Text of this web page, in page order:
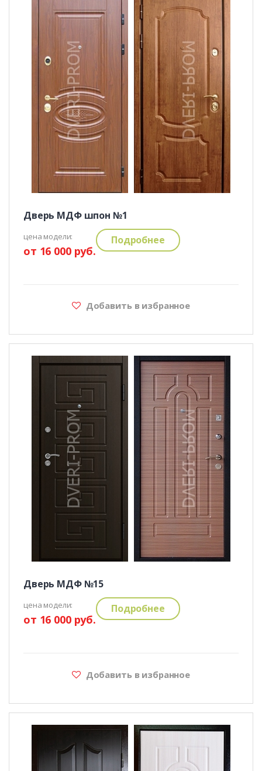
Дверь МДФ шпон №1
цена модели:
от 16 000 руб.
Подробнее
Добавить в избранное
Дверь МДФ №15
цена модели:
от 16 000 руб.
Подробнее
Добавить в избранное